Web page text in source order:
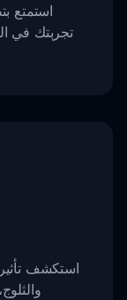
استمتع
تجربتك في
استكشف